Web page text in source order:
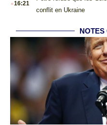
16:21
conflit en Ukraine
NOTES